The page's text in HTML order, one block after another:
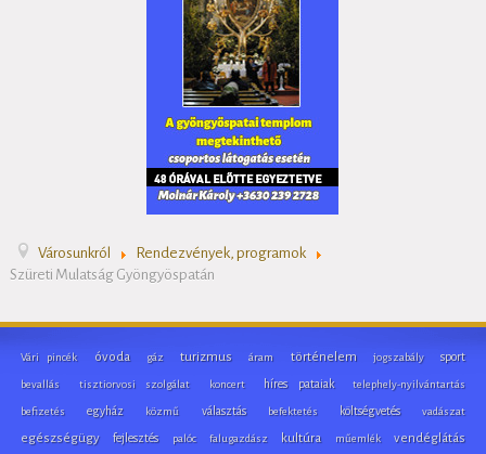
Városunkról
Rendezvények, programok
Szüreti Mulatság Gyöngyöspatán
Vári pincék óvoda gáz turizmus áram történelem jogszabály sport
bevallás tisztiorvosi szolgálat koncert híres pataiak telephely-nyilvántartás
befizetés egyház közmű választás befektetés költségvetés vadászat
egészségügy fejlesztés palóc falugazdász kultúra műemlék vendéglátás